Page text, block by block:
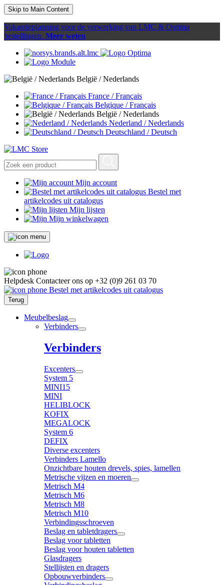
Skip to Main Content
Vakantieplanning voor de verwerking van LMC & Optima
bestellingen. Meer weten
België / Nederlands
France / Français
Belgique / Français
België / Nederlands
Nederland / Nederlands
Deutschland / Deutsch
Mijn account
Bestel met
artikelcodes uit catalogus
Mijn lijsten
Mijn winkelwagen
Helpdesk Contacteer ons op +32 (0)9 261 03 70
Bestel met artikelcodes uit catalogus
Terug
Meubelbeslag
Verbinders
Verbinders
Excenters
System 5
MINI15
MINI
HELIBLOCK
KOFIX
MEGALOCK
System 6
DEFIX
Diverse excenters
Verbinders Lamello
Onzichtbare houten drevels, spies, lamellen
Metrische vijzen en moeren
Metrisch M4
Metrisch M6
Metrisch M8
Metrisch M10
Verbindingsschroeven
Beslag en tabletdragers
Beslag voor tabletten
Beslag voor houten tabletten
Glasdragers
Stellijsten en dragers
Opbouwverbinders